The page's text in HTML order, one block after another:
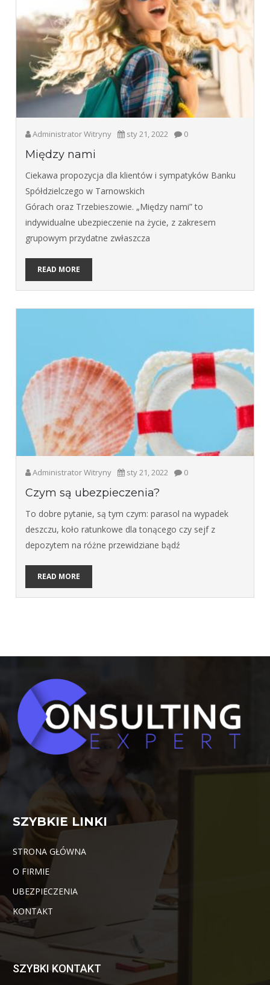
Administrator Witryny sty 21, 2022 0
Między nami
Ciekawa propozycja dla klientów i sympatyków Banku
Spółdzielczego w Tarnowskich
Górach oraz Trzebieszowie. „Między nami” to
indywidualne ubezpieczenie na życie, z zakresem
grupowym przydatne zwłaszcza
READ MORE
Administrator Witryny sty 21, 2022 0
Czym są ubezpieczenia?
To dobre pytanie, są tym czym: parasol na wypadek
deszczu, koło ratunkowe dla tonącego czy sejf z
depozytem na różne przewidziane bądź
READ MORE
SZYBKIE LINKI
STRONA GŁÓWNA
O FIRMIE
UBEZPIECZENIA
KONTAKT
SZYBKI KONTAKT